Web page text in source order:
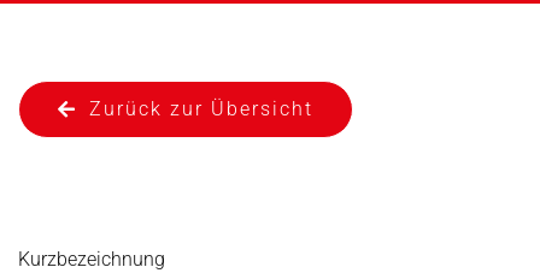
Zurück zur Übersicht
Kurzbezeichnung